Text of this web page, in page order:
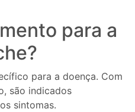
para a
para a doença. Com
são indicados
sintomas.